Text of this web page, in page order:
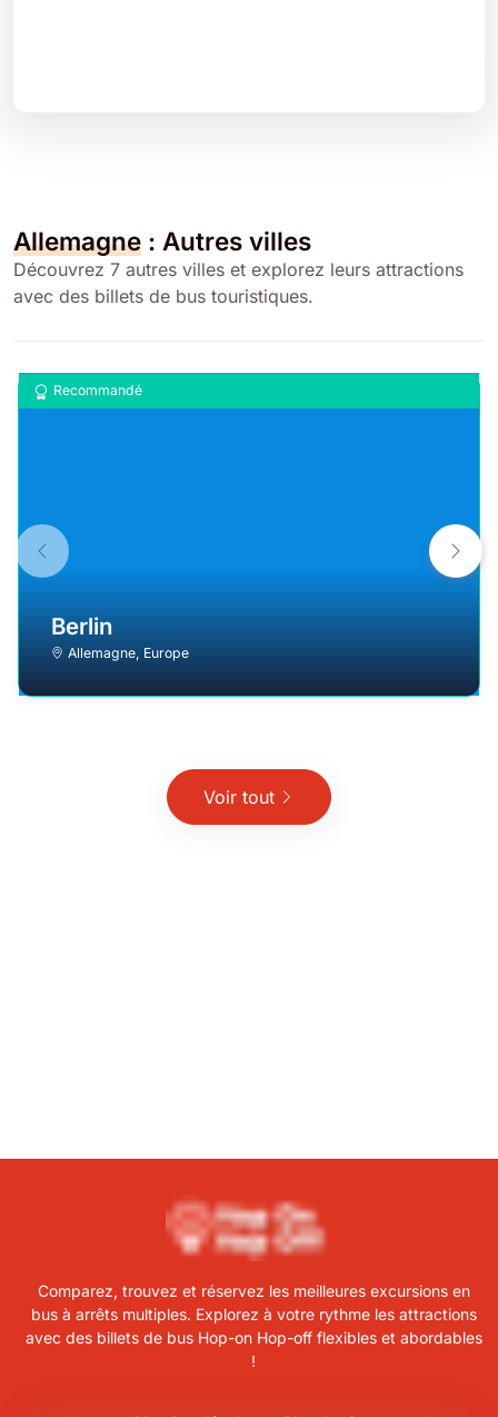
Allemagne : Autres villes
Découvrez 7 autres villes et explorez leurs attractions
avec des billets de bus touristiques.
Recommandé
Berlin
Allemagne, Europe
Voir tout
Comparez, trouvez et réservez les meilleures excursions en
bus à arrêts multiples. Explorez à votre rythme les attractions
avec des billets de bus Hop-on Hop-off flexibles et abordables
!